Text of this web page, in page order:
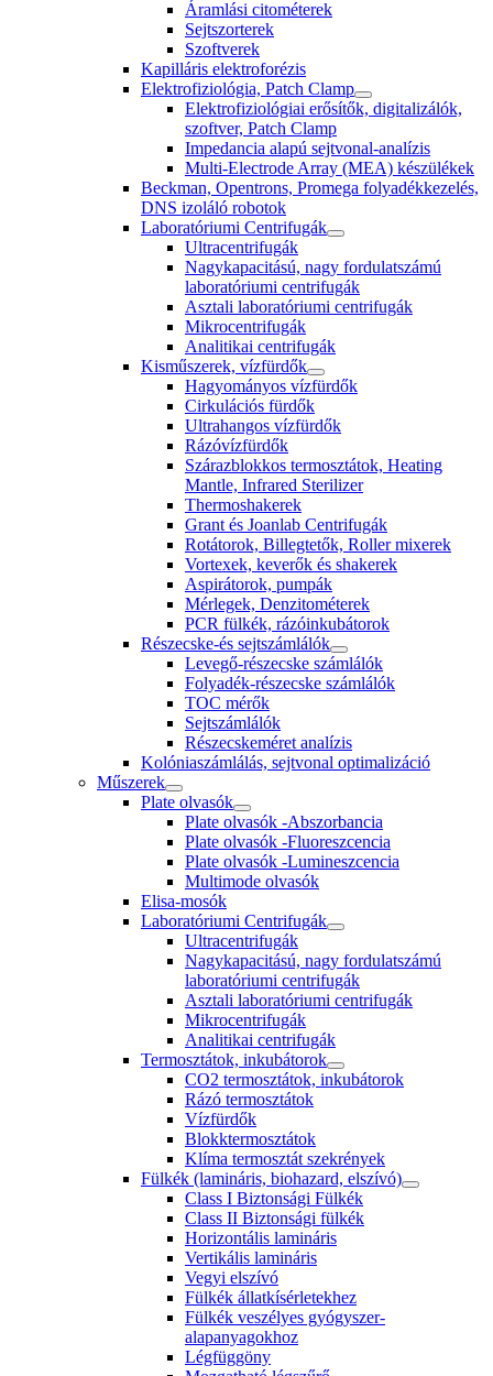
Áramlási citométerek
Sejtszorterek
Szoftverek
Kapilláris elektroforézis
Elektrofiziológia, Patch Clamp
Elektrofiziológiai erősítők, digitalizálók,
szoftver, Patch Clamp
Impedancia alapú sejtvonal-analízis
Multi-Electrode Array (MEA) készülékek
Beckman, Opentrons, Promega folyadékkezelés,
DNS izoláló robotok
Laboratóriumi Centrifugák
Ultracentrifugák
Nagykapacitású, nagy fordulatszámú
laboratóriumi centrifugák
Asztali laboratóriumi centrifugák
Mikrocentrifugák
Analitikai centrifugák
Kisműszerek, vízfürdők
Hagyományos vízfürdők
Cirkulációs fürdők
Ultrahangos vízfürdők
Rázóvízfürdők
Szárazblokkos termosztátok, Heating
Mantle, Infrared Sterilizer
Thermoshakerek
Grant és Joanlab Centrifugák
Rotátorok, Billegtetők, Roller mixerek
Vortexek, keverők és shakerek
Aspirátorok, pumpák
Mérlegek, Denzitométerek
PCR fülkék, rázóinkubátorok
Részecske-és sejtszámlálók
Levegő-részecske számlálók
Folyadék-részecske számlálók
TOC mérők
Sejtszámlálók
Részecskeméret analízis
Kolóniaszámlálás, sejtvonal optimalizáció
Műszerek
Plate olvasók
Plate olvasók -Abszorbancia
Plate olvasók -Fluoreszcencia
Plate olvasók -Lumineszcencia
Multimode olvasók
Elisa-mosók
Laboratóriumi Centrifugák
Ultracentrifugák
Nagykapacitású, nagy fordulatszámú
laboratóriumi centrifugák
Asztali laboratóriumi centrifugák
Mikrocentrifugák
Analitikai centrifugák
Termosztátok, inkubátorok
CO2 termosztátok, inkubátorok
Rázó termosztátok
Vízfürdők
Blokktermosztátok
Klíma termosztát szekrények
Fülkék (lamináris, biohazard, elszívó)
Class I Biztonsági Fülkék
Class II Biztonsági fülkék
Horizontális lamináris
Vertikális lamináris
Vegyi elszívó
Fülkék állatkísérletekhez
Fülkék veszélyes gyógyszer-
alapanyagokhoz
Légfüggöny